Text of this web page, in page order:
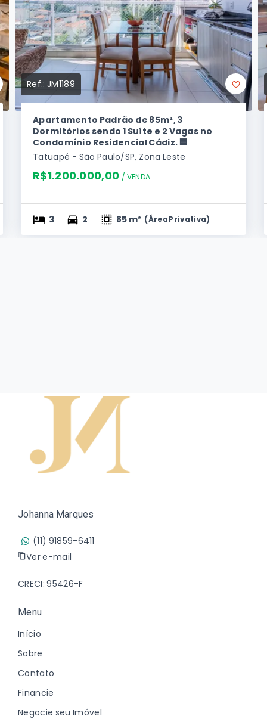
Ref.:JM1189
Apartamento Padrão de 85m², 3
Dormitórios sendo 1 Suíte e 2 Vagas no
Condomínio Residencial Cádiz. 🏢
Tatuapé - São Paulo/SP, Zona Leste
R$1.200.000,00 / VENDA
3 2 85 m² (Área Privativa)
Johanna Marques
(11) 91859-6411
Ver e-mail
CRECI: 95426-F
Menu
Início
Sobre
Contato
Financie
Negocie seu Imóvel